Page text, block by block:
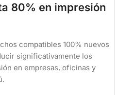
80% en impresión
compatibles 100% nuevos
significativamente los
en empresas, oficinas y